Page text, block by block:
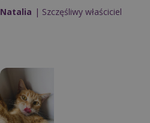
Natalia | Szczęśliwy właściciel